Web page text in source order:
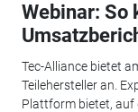
Webinar: So
Tec-Alliance bietet
Teilehersteller an.
Plattform bietet, auf